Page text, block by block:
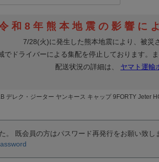
デレク・ジーター ヤンキース キャップ 9FORTY Jeter
。 既会員の方はパスワード再発行をお願い致し